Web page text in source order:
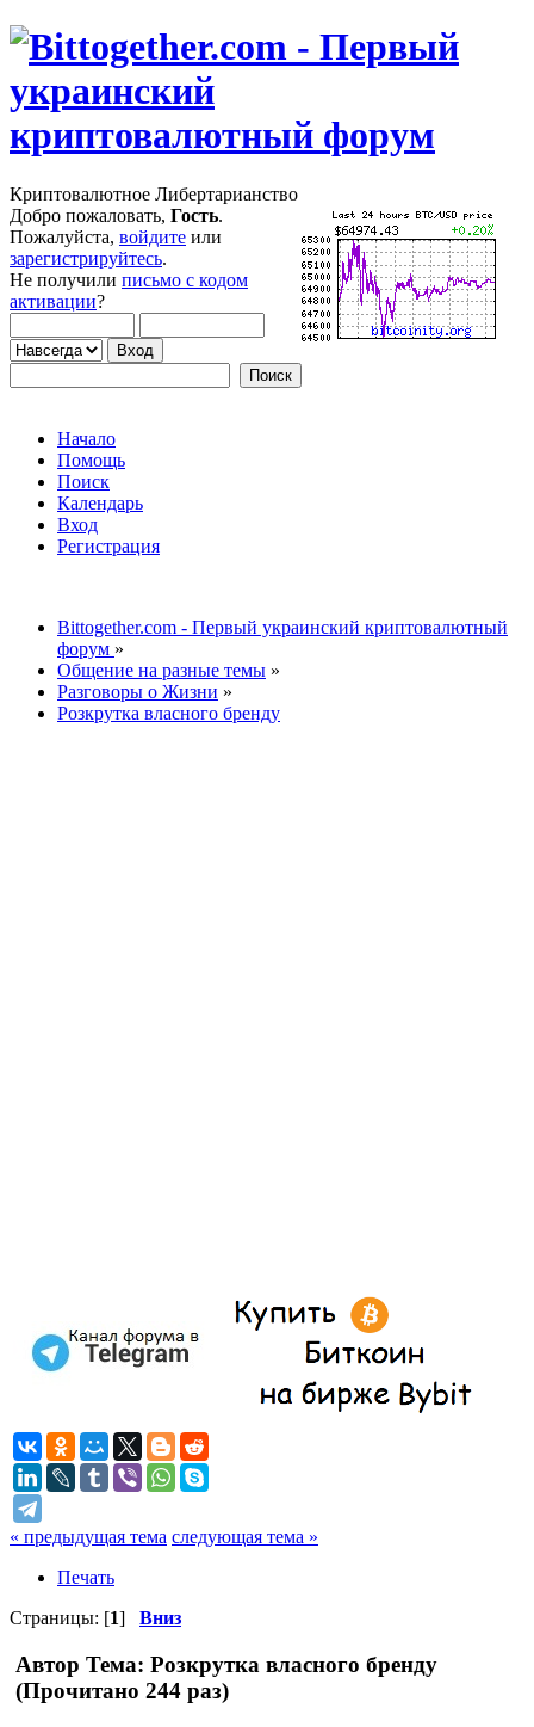
Криптовалютное Либертарианство
Добро пожаловать, Гость.
Пожалуйста, войдите или
зарегистрируйтесь.
Не получили письмо с кодом
активации?
Начало
Помощь
Поиск
Календарь
Вход
Регистрация
Bittogether.com - Первый украинский криптовалютный
форум »
Общение на разные темы »
Разговоры о Жизни »
Розкрутка власного бренду
« предыдущая тема следующая тема »
Печать
Страницы: [1] Вниз
Автор Тема: Розкрутка власного бренду
(Прочитано 244 раз)